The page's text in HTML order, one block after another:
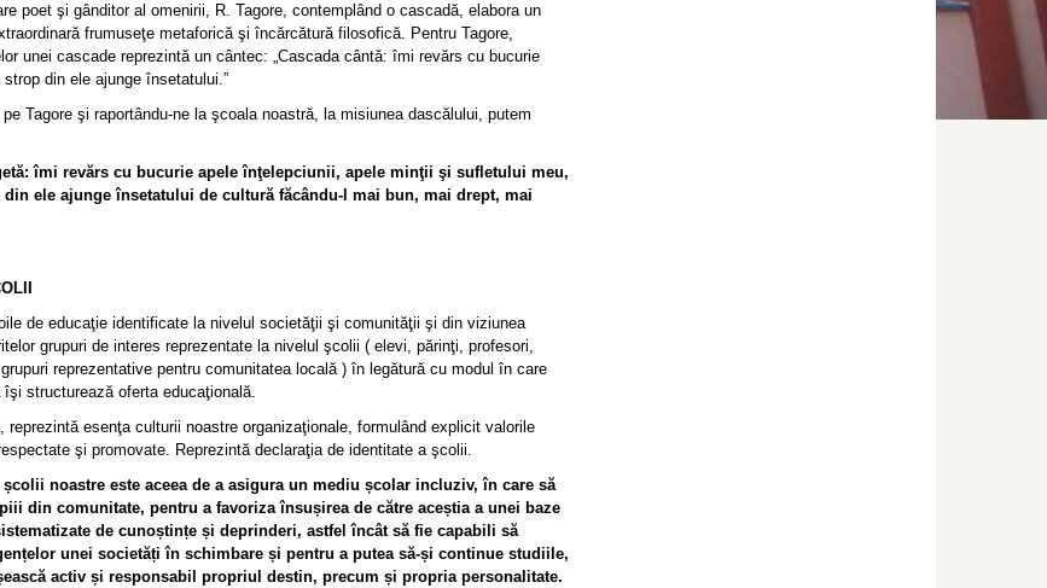
poet şi gânditor al omenirii, R. Tagore, contemplând o cascadă, elabora un
frumuseţe metaforică şi încărcătură filosofică. Pentru Tagore,
unei cascade reprezintă un cântec: „Cascada cântă: îmi revărs cu bucurie
din ele ajunge însetatului.”
pe Tagore şi raportându-ne la şcoala noastră, la misiunea dascălului, putem
îmi revărs cu bucurie apele înţelepciunii, apele minţii şi sufletului meu,
din ele ajunge însetatului de cultură făcându-l mai bun, mai drept, mai
de educaţie identificate la nivelul societăţii şi comunităţii şi din viziunea
grupuri de interes reprezentate la nivelul şcolii ( elevi, părinţi, profesori,
reprezentative pentru comunitatea locală ) în legătură cu modul în care
structurează oferta educaţională.
reprezintă esenţa culturii noastre organizaţionale, formulând explicit valorile
şi promovate. Reprezintă declaraţia de identitate a şcolii.
noastre este aceea de a asigura un mediu școlar incluziv, în care să
din comunitate, pentru a favoriza însușirea de către aceștia a unei baze
de cunoștințe și deprinderi, astfel încât să fie capabili să
unei societăți în schimbare și pentru a putea să-și continue studiile,
activ și responsabil propriul destin, precum și propria personalitate.